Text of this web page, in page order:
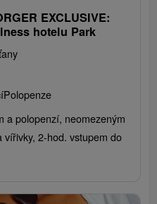
EXCLUSIVE:
hotelu Park
Polopenze
a polopenzí, neomezeným
2-hod. vstupem do